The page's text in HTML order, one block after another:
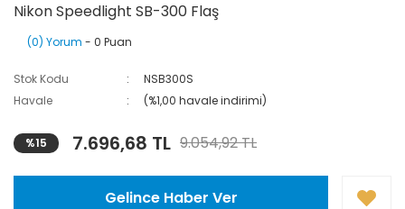
Nikon Speedlight SB-300 Flaş
(0) Yorum - 0 Puan
Stok Kodu
NSB300S
Havale
(%1,00 havale indirimi)
%15 7.696,68 TL 9.054,92 TL
Gelince Haber Ver